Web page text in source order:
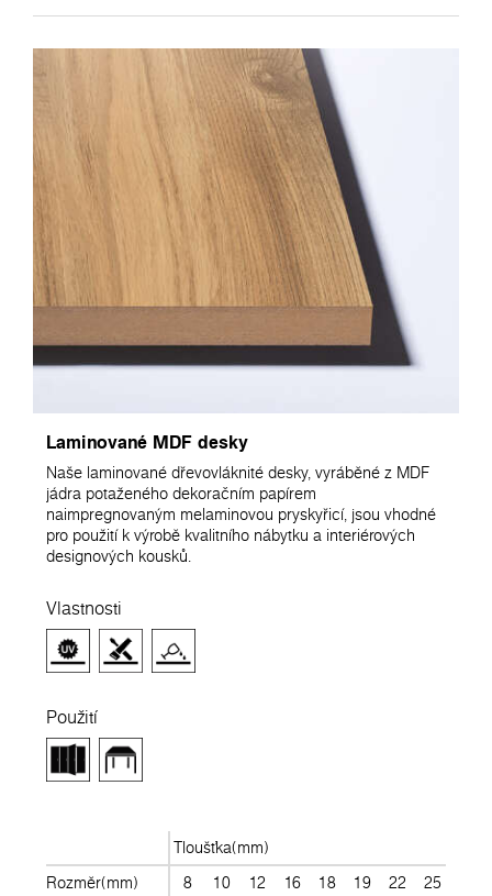
Laminované MDF desky
Naše laminované dřevovláknité desky, vyráběné z MDF
jádra potaženého dekoračním papírem
naimpregnovaným melaminovou pryskyřicí, jsou vhodné
pro použití k výrobě kvalitního nábytku a interiérových
designových kousků.
Vlastnosti
Použití
Tloušťka(mm)
Rozměr(mm)
8 10 12 16 18 19 22 25